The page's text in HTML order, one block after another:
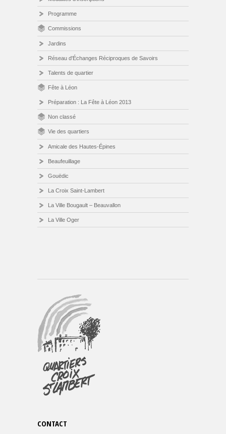
Programme
Commissions
Jardins
Réseau d'Échanges Réciproques de Savoirs
Talents de quartier
Fête à Léon
Préparation : La Fête à Léon 2013
Non classé
Vie des quartiers
Amicale des Hautes-Épines
Beaufeuillage
Gouëdic
La Croix Saint-Lambert
La Ville Bougault – Beauvallon
La Ville Oger
CONTACT